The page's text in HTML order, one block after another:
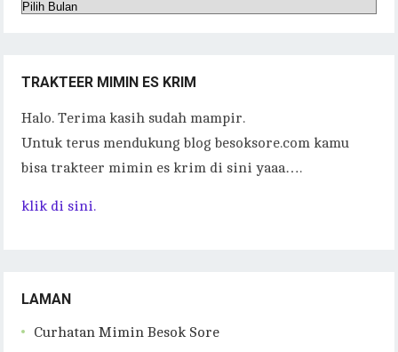
Arsip
TRAKTEER MIMIN ES KRIM
Halo. Terima kasih sudah mampir.
Untuk terus mendukung blog besoksore.com kamu
bisa trakteer mimin es krim di sini yaaa….
klik di sini.
LAMAN
Curhatan Mimin Besok Sore